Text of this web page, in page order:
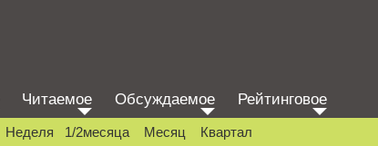
Читаемое Обсуждаемое Рейтинговое
Неделя 1/2месяца Месяц Квартал